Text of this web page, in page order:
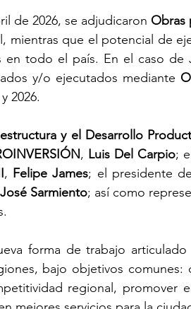
de 2026, se adjudicaron Obras
mientras que el potencial de
en todo el país. En el caso
y/o ejecutados mediante
2026.
y el Desarrollo
, Luis Del Carpio;
, Felipe James; el presidente
José Sarmiento; así como
forma de trabajo
bajo objetivos comunes:
regional, promover